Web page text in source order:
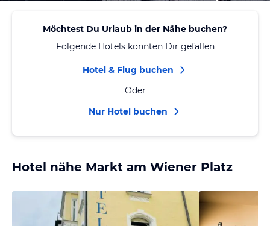
Möchtest Du Urlaub in der Nähe buchen?
Folgende Hotels könnten Dir gefallen
Hotel & Flug buchen
Oder
Nur Hotel buchen
Hotel nähe Markt am Wiener Platz